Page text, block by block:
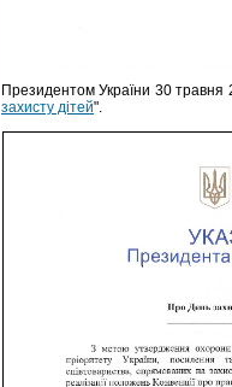
Президентом України 30
захисту дітей".